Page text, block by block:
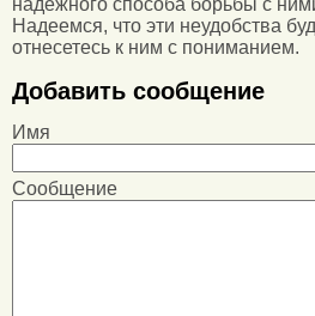
надежного способа борьбы с
Надеемся, что эти неудобства
отнесетесь к ним с пониманием.
Добавить сообщение
Имя
Сообщение